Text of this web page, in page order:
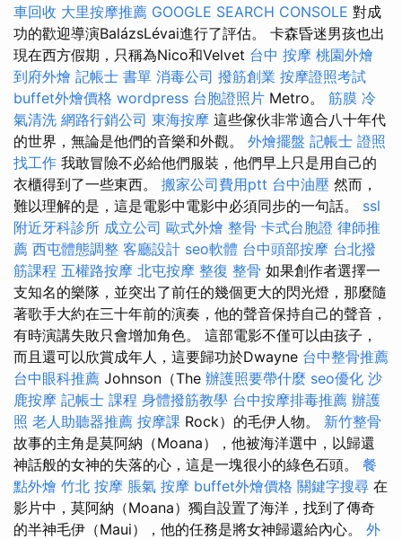
車回收 大里按摩推薦 GOOGLE SEARCH CONSOLE 對成
功的歡迎導演BalázsLévai進行了評估。 卡森昏迷男孩也出
現在西方假期，只稱為Nico和Velvet 台中 按摩 桃園外燴
到府外燴 記帳士 書單 消毒公司 撥筋創業 按摩證照考試
buffet外燴價格 wordpress 台胞證照片 Metro。 筋膜 冷
氣清洗 網路行銷公司 東海按摩 這些傢伙非常適合八十年代
的世界，無論是他們的音樂和外觀。 外燴擺盤 記帳士 證照
找工作 我敢冒險不必給他們服裝，他們早上只是用自己的
衣櫃得到了一些東西。 搬家公司費用ptt 台中油壓 然而，
難以理解的是，這是電影中電影中必須同步的一句話。 ssl
附近牙科診所 成立公司 歐式外燴 整骨 卡式台胞證 律師推
薦 西屯體態調整 客廳設計 seo軟體 台中頭部按摩 台北撥
筋課程 五權路按摩 北屯按摩 整復 整骨 如果創作者選擇一
支知名的樂隊，並突出了前任的幾個更大的閃光燈，那麼隨
著歌手大約在三十年前的演奏，他的聲音保持自己的聲音，
有時演講失敗只會增加角色。 這部電影不僅可以由孩子，
而且還可以欣賞成年人，這要歸功於Dwayne 台中整骨推薦
台中眼科推薦 Johnson（The 辦護照要帶什麼 seo優化 沙
鹿按摩 記帳士 課程 身體撥筋教學 台中按摩排毒推薦 辦護
照 老人助聽器推薦 按摩課 Rock）的毛伊人物。 新竹整骨
故事的主角是莫阿納（Moana），他被海洋選中，以歸還
神話般的女神的失落的心，這是一塊很小的綠色石頭。 餐
點外燴 竹北 按摩 脹氣 按摩 buffet外燴價格 關鍵字搜尋 在
影片中，莫阿納（Moana）獨自設置了海洋，找到了傳奇
的半神毛伊（Maui），他的任務是將女神歸還給內心。 外